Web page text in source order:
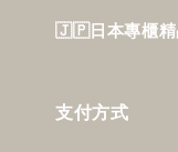
🇯🇵日本專櫃精
支付方式